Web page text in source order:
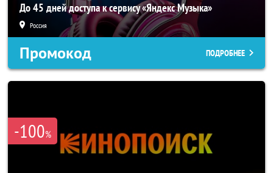
До 45 дней доступа к сервису «Яндекс Музыка»
Россия
Промокод ПОДРОБНЕЕ
-100%